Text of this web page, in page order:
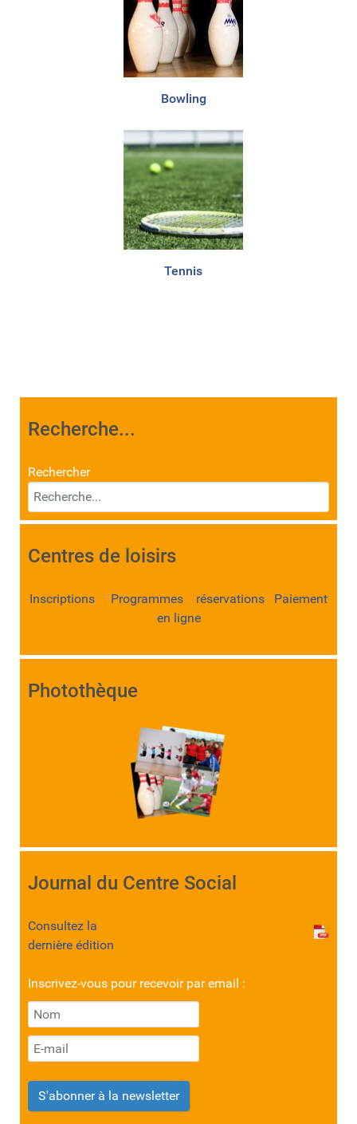
Bowling
Tennis
Recherche...
Rechercher
Centres de loisirs
Inscriptions Programmes réservations Paiement
en ligne
Photothèque
Journal du Centre Social
Consultez la
dernière édition
Inscrivez-vous pour recevoir par email :
S'abonner à la newsletter